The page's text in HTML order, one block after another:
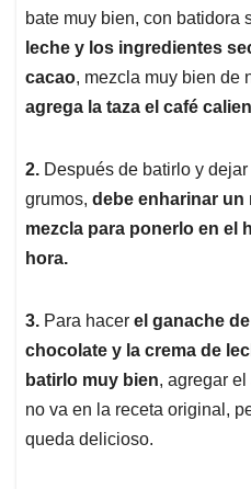
bate muy bien, con batidora
leche y los ingredientes
cacao, mezcla muy bien de
agrega la taza el café
2. Después de batirlo y
grumos, debe enharinar un
mezcla para ponerlo en el
hora.
3. Para hacer el ganache
chocolate y la crema de
batirlo muy bien, agregar
no va en la receta original,
queda delicioso.